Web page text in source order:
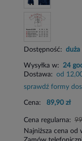
Dostępność: duża
Wysyłka w:
24
Dostawa: od
sprawdź formy
Cena: 89,90 zł
Cena regularna:
Najniższa cena